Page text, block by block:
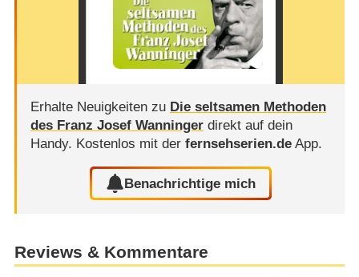
Erhalte Neuigkeiten zu Die seltsamen Methoden
des Franz Josef Wanningerdirekt auf dein
Handy. Kostenlos mit der fernsehserien.deApp.
Benachrichtige mich
Reviews & Kommentare